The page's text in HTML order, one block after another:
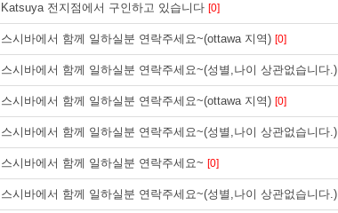
Katsuya 전지점에서 구인하고 있습니다 [0]
스시바에서 함께 일하실분 연락주세요~(ottawa 지역) [0]
스시바에서 함께 일하실분 연락주세요~(성별,나이 상관없습니다.)
스시바에서 함께 일하실분 연락주세요~(ottawa 지역) [0]
스시바에서 함께 일하실분 연락주세요~(성별,나이 상관없습니다.)
스시바에서 함께 일하실분 연락주세요~ [0]
스시바에서 함께 일하실분 연락주세요~(성별,나이 상관없습니다.)